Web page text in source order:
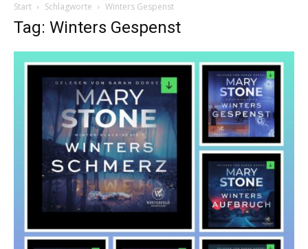
Start Schlagworte Winters Gespenst
Tag: Winters Gespenst